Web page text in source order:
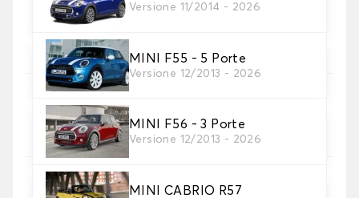
Versione 11/2014 - 2026
MINI F55 - 5 Porte
Versione 12/2013 - 2026
MINI F56 - 3 Porte
Versione 12/2013 - 2026
MINI CABRIO R57
4. Colori dei tappetini
5. Materiale della cinghia
Scegliere il materiale della cinghia.